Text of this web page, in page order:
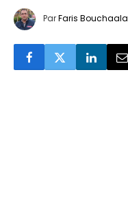
ParFaris Bouchaala